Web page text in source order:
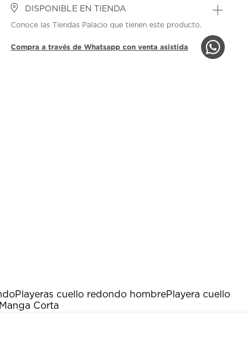
DISPONIBLE EN TIENDA
Conoce las Tiendas Palacio que tienen este producto.
Compra a través de Whatsapp con venta asistida
Playeras cuello redondo hombrePlayera cuello
Corta